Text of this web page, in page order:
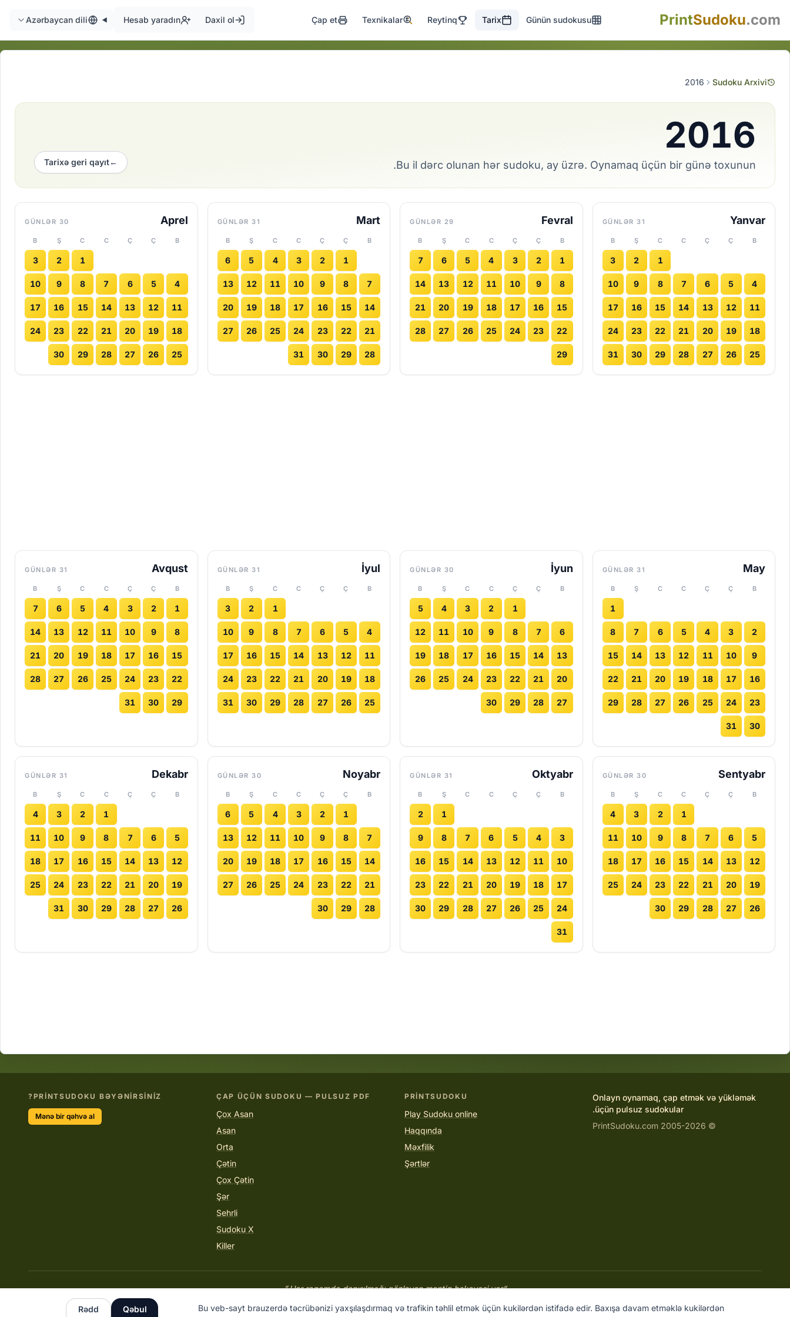
Bu veb-sayt brauzerdə təcrübənizi yaxşılaşdırmaq və trafikin təhlil etmək üçün kukilərdən istifadə edir. Baxışa davam etməklə kukilərdən
Qəbul
Rədd
PrintSudoku.com
Günün sudokusu
Tarix
Reytinq
Texnikalar
Çap et
Daxil ol
Hesab yaradın
Azərbaycan dili
Sudoku Arxivi
2016
2016
Bu il dərc olunan hər sudoku, ay üzrə. Oynamaq üçün bir günə toxunun.
←
Tarixə geri qayıt
Yanvar
31 GÜNLƏR
B
Ç
Ç
C
C
Ş
B
1
2
3
4
5
6
7
8
9
10
11
12
13
14
15
16
17
18
19
20
21
22
23
24
25
26
27
28
29
30
31
Fevral
29 GÜNLƏR
B
Ç
Ç
C
C
Ş
B
1
2
3
4
5
6
7
8
9
10
11
12
13
14
15
16
17
18
19
20
21
22
23
24
25
26
27
28
29
Mart
31 GÜNLƏR
B
Ç
Ç
C
C
Ş
B
1
2
3
4
5
6
7
8
9
10
11
12
13
14
15
16
17
18
19
20
21
22
23
24
25
26
27
28
29
30
31
Aprel
30 GÜNLƏR
B
Ç
Ç
C
C
Ş
B
1
2
3
4
5
6
7
8
9
10
11
12
13
14
15
16
17
18
19
20
21
22
23
24
25
26
27
28
29
30
May
31 GÜNLƏR
B
Ç
Ç
C
C
Ş
B
1
2
3
4
5
6
7
8
9
10
11
12
13
14
15
16
17
18
19
20
21
22
23
24
25
26
27
28
29
30
31
İyun
30 GÜNLƏR
B
Ç
Ç
C
C
Ş
B
1
2
3
4
5
6
7
8
9
10
11
12
13
14
15
16
17
18
19
20
21
22
23
24
25
26
27
28
29
30
İyul
31 GÜNLƏR
B
Ç
Ç
C
C
Ş
B
1
2
3
4
5
6
7
8
9
10
11
12
13
14
15
16
17
18
19
20
21
22
23
24
25
26
27
28
29
30
31
Avqust
31 GÜNLƏR
B
Ç
Ç
C
C
Ş
B
1
2
3
4
5
6
7
8
9
10
11
12
13
14
15
16
17
18
19
20
21
22
23
24
25
26
27
28
29
30
31
Sentyabr
30 GÜNLƏR
B
Ç
Ç
C
C
Ş
B
1
2
3
4
5
6
7
8
9
10
11
12
13
14
15
16
17
18
19
20
21
22
23
24
25
26
27
28
29
30
Oktyabr
31 GÜNLƏR
B
Ç
Ç
C
C
Ş
B
1
2
3
4
5
6
7
8
9
10
11
12
13
14
15
16
17
18
19
20
21
22
23
24
25
26
27
28
29
30
31
Noyabr
30 GÜNLƏR
B
Ç
Ç
C
C
Ş
B
1
2
3
4
5
6
7
8
9
10
11
12
13
14
15
16
17
18
19
20
21
22
23
24
25
26
27
28
29
30
Dekabr
31 GÜNLƏR
B
Ç
Ç
C
C
Ş
B
1
2
3
4
5
6
7
8
9
10
11
12
13
14
15
16
17
18
19
20
21
22
23
24
25
26
27
28
29
30
31
Onlayn oynamaq, çap etmək və yükləmək
üçün pulsuz sudokular.
© 2005-2026 PrintSudoku.com
PRINTSUDOKU
Play Sudoku online
Haqqında
Məxfilik
Şərtlər
ÇAP ÜÇÜN SUDOKU — PULSUZ PDF
Çox Asan
Asan
Orta
Çətin
Çox Çətin
Şər
Sehrli
Sudoku X
Killer
PRINTSUDOKU BƏYƏNIRSINIZ?
Mənə bir qəhvə al
“Hər rəqəmdə danışılmağı gözləyən məntiq hekayəsi var.”
PRINTSUDOKU.COM